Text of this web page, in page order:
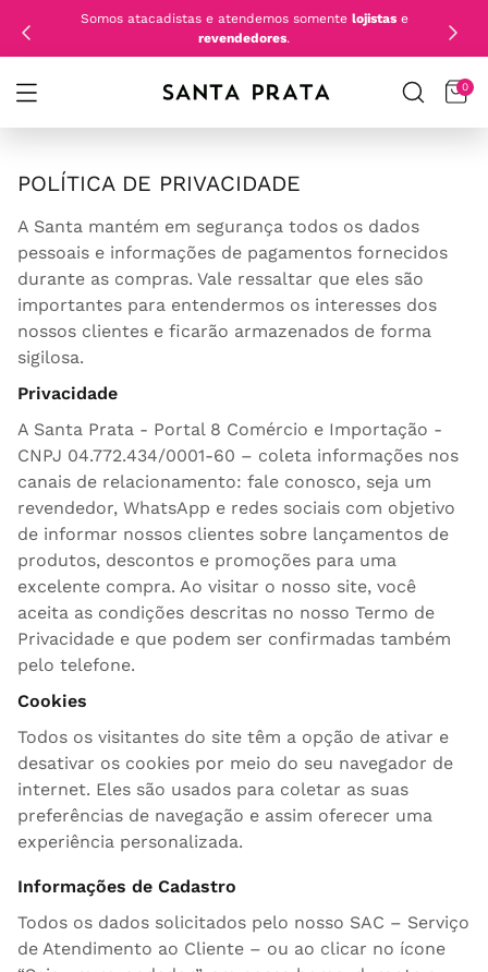
Somos atacadistas e atendemos somente lojistase
revendedores.
0
POLÍTICA DE PRIVACIDADE
A Santa mantém em segurança todos os dados
pessoais e informações de pagamentos fornecidos
durante as compras. Vale ressaltar que eles são
importantes para entendermos os interesses dos
nossos clientes e ficarão armazenados de forma
sigilosa.
Privacidade
A Santa Prata - Portal 8 Comércio e Importação -
CNPJ 04.772.434/0001-60 – coleta informações nos
canais de relacionamento: fale conosco, seja um
revendedor, WhatsApp e redes sociais com objetivo
de informar nossos clientes sobre lançamentos de
produtos, descontos e promoções para uma
excelente compra. Ao visitar o nosso site, você
aceita as condições descritas no nosso Termo de
Privacidade e que podem ser confirmadas também
pelo telefone.
Cookies
Todos os visitantes do site têm a opção de ativar e
desativar os cookies por meio do seu navegador de
internet. Eles são usados para coletar as suas
preferências de navegação e assim oferecer uma
experiência personalizada.
Informações de Cadastro
Todos os dados solicitados pelo nosso SAC – Serviço
de Atendimento ao Cliente – ou ao clicar no ícone